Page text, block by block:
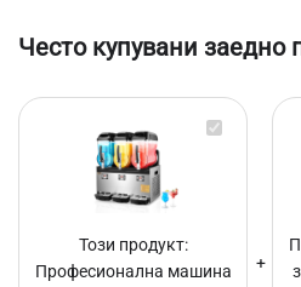
Често купувани заедно
Капацитет
Този продукт:
Професионална машина